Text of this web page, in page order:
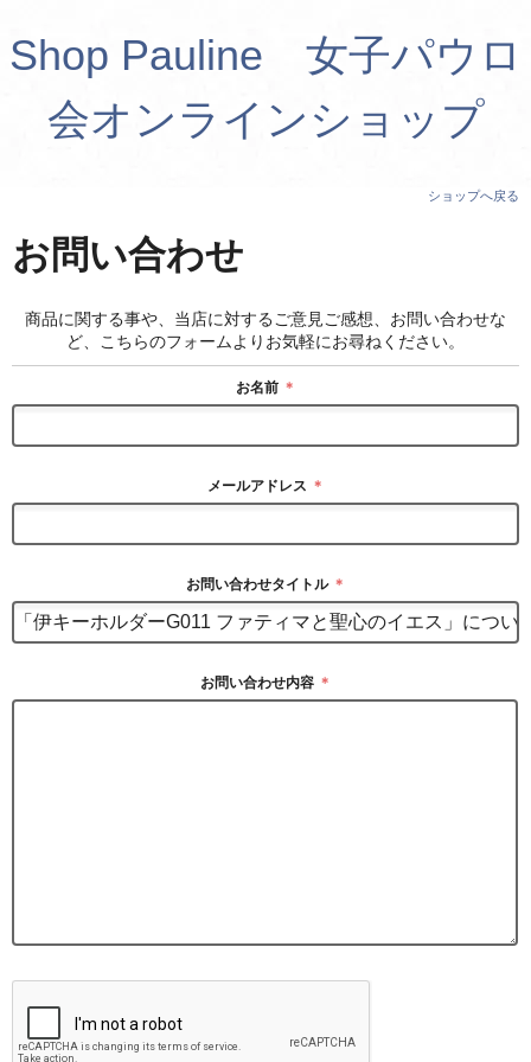
Shop Pauline 女子パウロ
会オンラインショップ
ショップへ戻る
お問い合わせ
商品に関する事や、当店に対するご意見ご感想、お問い合わせな
ど、こちらのフォームよりお気軽にお尋ねください。
お名前 ＊
メールアドレス ＊
お問い合わせタイトル ＊
お問い合わせ内容 ＊